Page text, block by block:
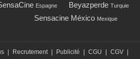
Espagne Beyazperde Turquie
Sensacine México Mexique
Recrutement Publicité CGU CGV